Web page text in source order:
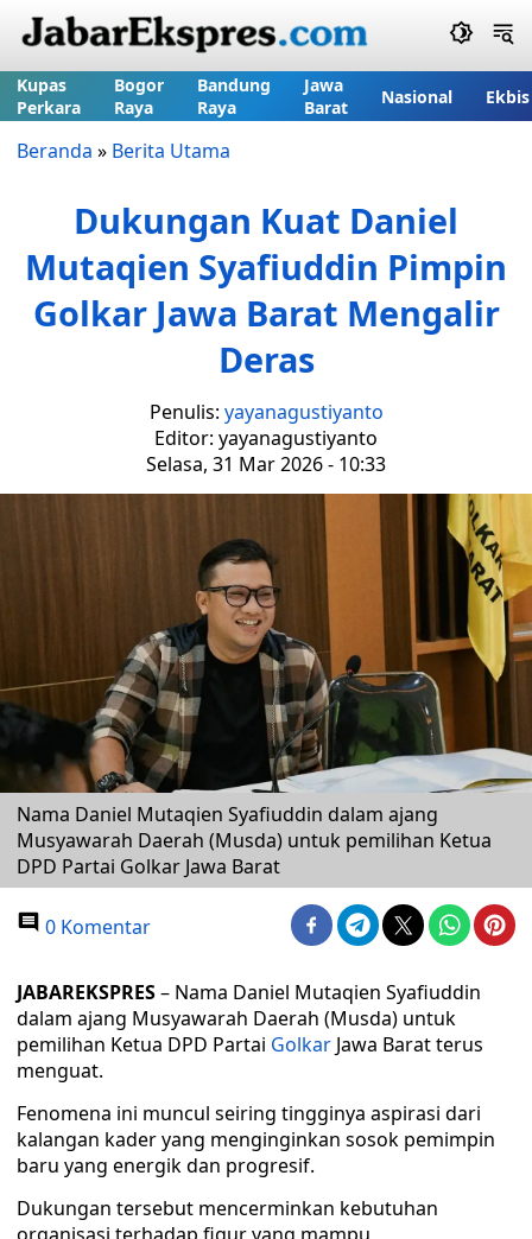
Kupas
Perkara
Bogor
Raya
Bandung
Raya
Jawa
Barat
Nasional Ekbis
Beranda » Berita Utama
Dukungan Kuat Daniel
Mutaqien Syafiuddin Pimpin
Golkar Jawa Barat Mengalir
Deras
Penulis: yayanagustiyanto
Editor: yayanagustiyanto
Selasa, 31 Mar 2026 - 10:33
Nama Daniel Mutaqien Syafiuddin dalam ajang
Musyawarah Daerah (Musda) untuk pemilihan Ketua
DPD Partai Golkar Jawa Barat
0 Komentar
JABAREKSPRES– Nama Daniel Mutaqien Syafiuddin
dalam ajang Musyawarah Daerah (Musda) untuk
pemilihan Ketua DPD Partai Golkar Jawa Barat terus
menguat.
Fenomena ini muncul seiring tingginya aspirasi dari
kalangan kader yang menginginkan sosok pemimpin
baru yang energik dan progresif.
Dukungan tersebut mencerminkan kebutuhan